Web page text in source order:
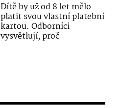
Dítě by už od 8 let mělo
platit svou vlastní platební
kartou. Odborníci
vysvětlují, proč